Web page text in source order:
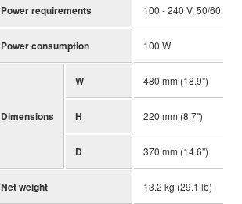
Power requirements 100 - 240 V, 50/60 Hz
Power consumption 100 W
Dimensions
W 480 mm (18.9")
H 220 mm (8.7")
D 370 mm (14.6")
Net weight 13.2 kg (29.1 lb)